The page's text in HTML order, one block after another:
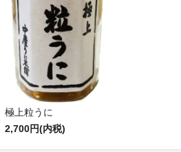
極上粒うに
2,700円(内税)